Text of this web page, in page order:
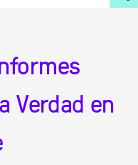
Verdad en